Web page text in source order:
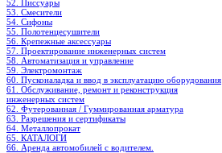
52. Писсуары
53. Смесители
54. Сифоны
55. Полотенцесушители
56. Крепежные аксессуары
57. Проектирование инженерных систем
58. Автоматизация и управление
59. Электромонтаж
60. Пусконаладка и ввод в эксплуатацию оборудования
61. Обслуживание, ремонт и реконструкция
инженерных систем
62. Футерованная / Гуммированная арматура
63. Разрешения и сертификаты
64. Металлопрокат
65. КАТАЛОГИ
66. Аренда автомобилей с водителем.